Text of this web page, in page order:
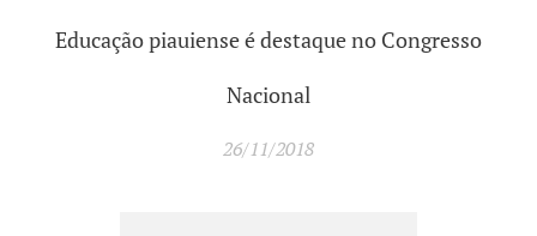
Educação piauiense é destaque no Congresso
Nacional
26/11/2018